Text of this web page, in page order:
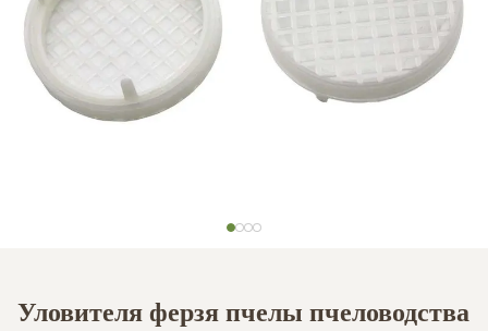
Уловителя ферзя пчелы пчеловодства